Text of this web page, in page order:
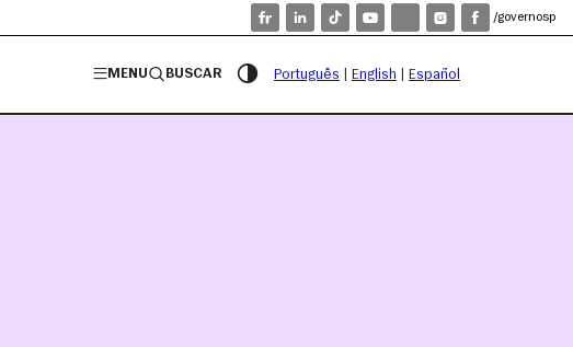
/governosp
MENU BUSCAR Português English Español